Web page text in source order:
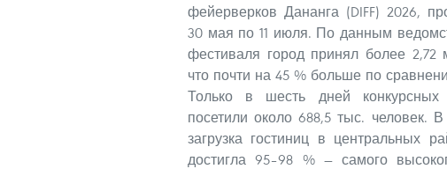
фейерверков Дананга (DIFF) 2026,
30 мая по 11 июля. По данным
фестиваля город принял более 2,72
что почти на 45 % больше по
Только в шесть дней
посетили около 688,5 тыс. человек.
загрузка гостиниц в центральных
достигла 95–98 % — самого